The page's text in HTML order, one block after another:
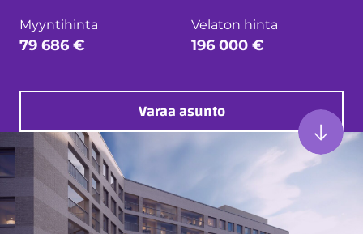
Myyntihinta
79 686 €
Velaton hinta
196 000 €
Varaa asunto